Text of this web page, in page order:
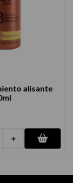
alisante
＋